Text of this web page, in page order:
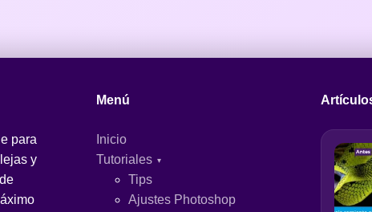
para
y
Menú
Inicio
Tutoriales
Tips
Ajustes Photoshop